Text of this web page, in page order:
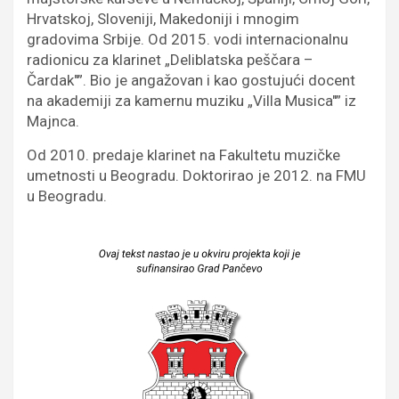
Hrvatskoj, Sloveniji, Makedoniji i mnogim
gradovima Srbije. Od 2015. vodi internacionalnu
radionicu za klarinet „Deliblatska peščara –
Čardak"”. Bio je angažovan i kao gostujući docent
na akademiji za kamernu muziku „Villa Musica"” iz
Majnca.
Od 2010. predaje klarinet na Fakultetu muzičke
umetnosti u Beogradu. Doktorirao je 2012. na FMU
u Beogradu.